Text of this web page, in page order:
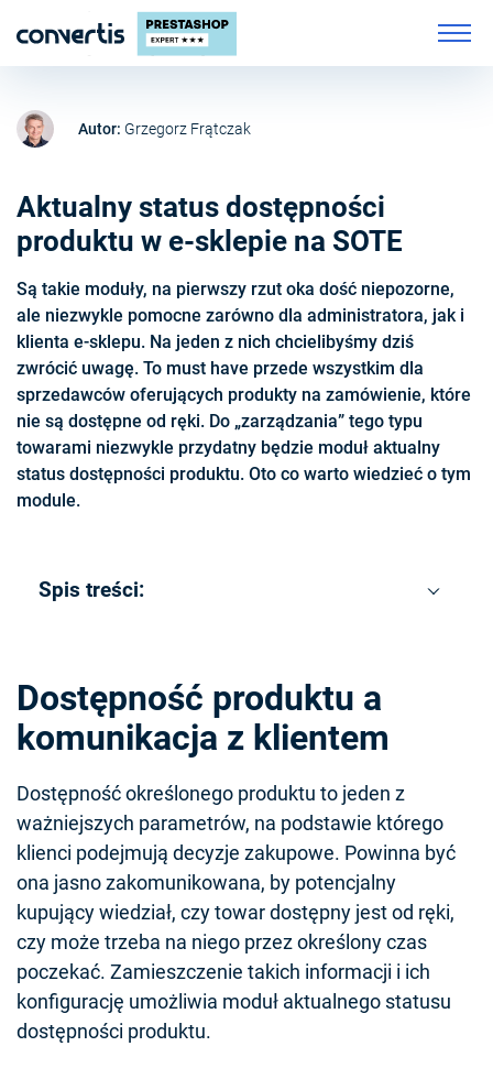
Autor: Grzegorz Frątczak
Aktualny status dostępności
produktu w e-sklepie na SOTE
Są takie moduły, na pierwszy rzut oka dość niepozorne,
ale niezwykle pomocne zarówno dla administratora, jak i
klienta e-sklepu. Na jeden z nich chcielibyśmy dziś
zwrócić uwagę. To must have przede wszystkim dla
sprzedawców oferujących produkty na zamówienie, które
nie są dostępne od ręki. Do „zarządzania” tego typu
towarami niezwykle przydatny będzie moduł aktualny
status dostępności produktu. Oto co warto wiedzieć o tym
module.
Spis treści:
Dostępność produktu a
komunikacja z klientem
Dostępność określonego produktu to jeden z
ważniejszych parametrów, na podstawie którego
klienci podejmują decyzje zakupowe. Powinna być
ona jasno zakomunikowana, by potencjalny
kupujący wiedział, czy towar dostępny jest od ręki,
czy może trzeba na niego przez określony czas
poczekać. Zamieszczenie takich informacji i ich
konfigurację umożliwia moduł aktualnego statusu
dostępności produktu.